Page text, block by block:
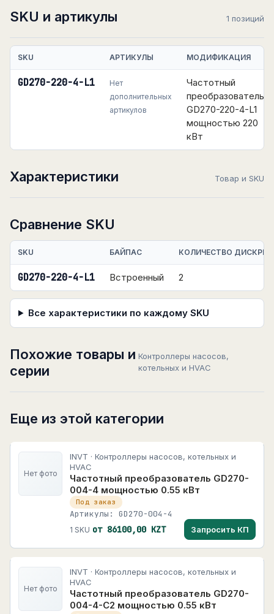
SKU и артикулы 1 позиций
SKU АРТИКУЛЫ МОДИФИКАЦИЯ
GD270-220-4-L1
Нет
дополнительных
артикулов
Частотный
преобразователь
GD270-220-4-L1
мощностью 220
кВт
Характеристики Товар и SKU
Сравнение SKU
SKU БАЙПАС КОЛИЧЕСТВО
GD270-220-4-L1 Встроенный 2
Все характеристики по каждому SKU
Похожие товары и
серии
Контроллеры насосов,
котельных и HVAC
Еще из этой категории
Нет фото
INVT · Контроллеры насосов, котельных и
HVAC
Частотный преобразователь GD270-
004-4 мощностью 0.55 кВт
Под заказ
Артикулы: GD270-004-4
1 SKU от 86100,00 KZT Запросить КП
Нет фото
INVT · Контроллеры насосов, котельных и
HVAC
Частотный преобразователь GD270-
004-4-C2 мощностью 0.55 кВт